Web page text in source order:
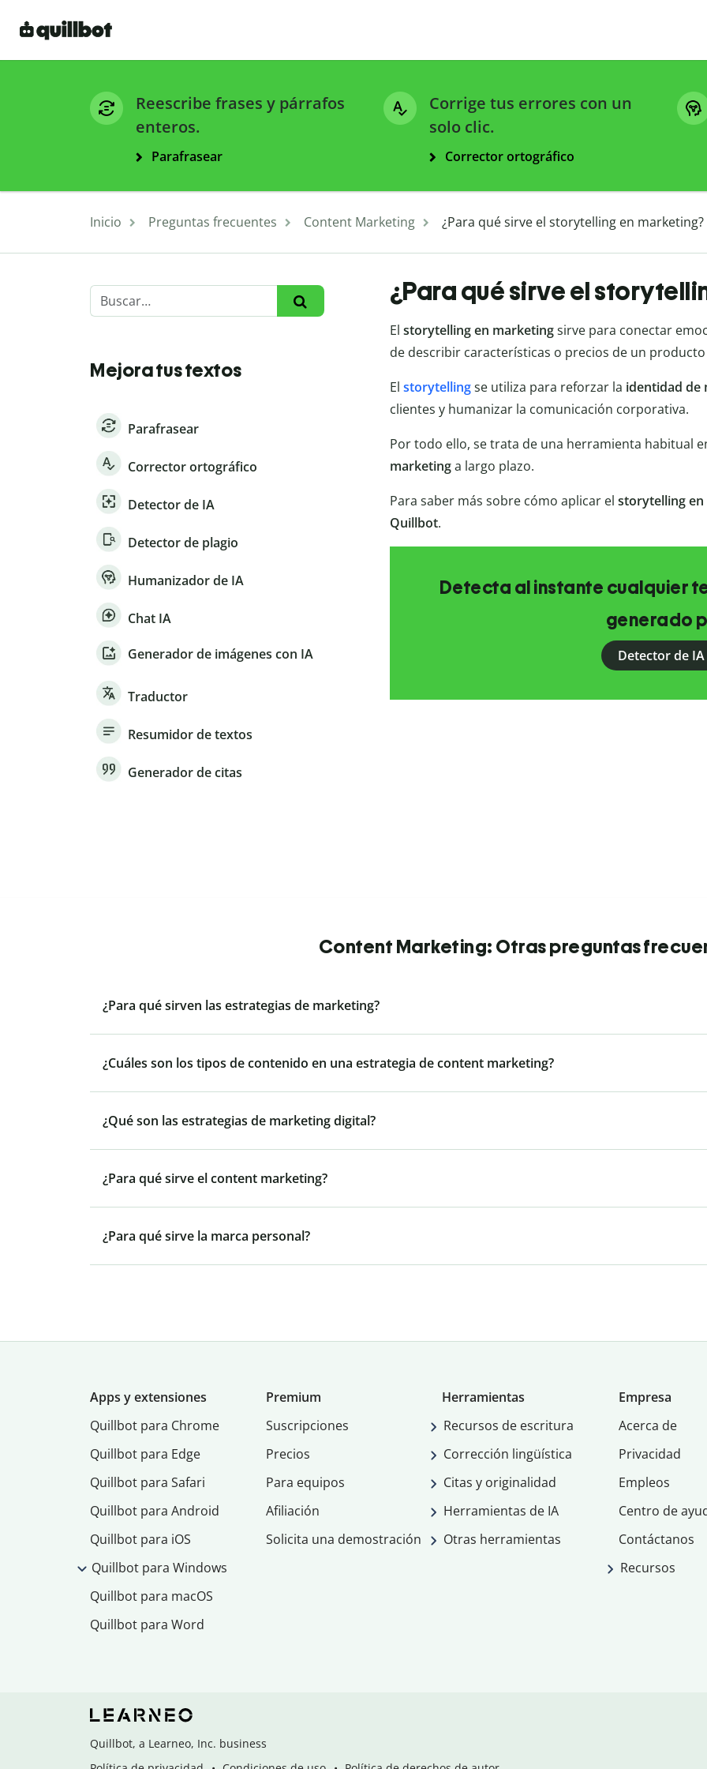
Reescribe frases y párrafos
enteros.
Parafrasear
Corrige tus errores con un
solo clic.
Corrector ortográfico
Inicio Preguntas frecuentes Content Marketing ¿Para qué sirve el storytelling en marketing?
Mejora tus textos
Parafrasear
Corrector ortográfico
Detector de IA
Detector de plagio
Humanizador de IA
Chat IA
Generador de imágenes con IA
Traductor
Resumidor de textos
Generador de citas
¿Para qué sirve el
El storytelling en marketingsirve para conectar
de describir características o precios de un
El storytellingse utiliza para reforzar la identidad de
clientes y humanizar la comunicación corporativa.
Por todo ello, se trata de una herramienta habitual
marketinga largo plazo.
Para saber más sobre cómo aplicar el storytelling
Quillbot.
Detecta al instante cualquier
generado
Detector de
Content Marketing: Otras preguntas
¿Para qué sirven las estrategias de marketing?
¿Cuáles son los tipos de contenido en una estrategia de content marketing?
¿Qué son las estrategias de marketing digital?
¿Para qué sirve el content marketing?
¿Para qué sirve la marca personal?
Apps y extensiones
Quillbot para Chrome
Quillbot para Edge
Quillbot para Safari
Quillbot para Android
Quillbot para iOS
Quillbot para Windows
Quillbot para macOS
Quillbot para Word
Premium
Suscripciones
Precios
Para equipos
Afiliación
Solicita una demostración
Herramientas
Recursos de escritura
Corrección lingüística
Citas y originalidad
Herramientas de IA
Otras herramientas
Empresa
Acerca de
Privacidad
Empleos
Centro de
Contáctanos
Recursos
Quillbot, a Learneo, Inc. business